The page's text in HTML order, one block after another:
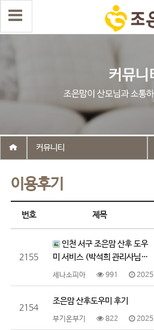
이용후기
커뮤니티
번호 제목
2155
인천 서구 조은맘 산후 도우
미 서비스 (박석희 관리사님…
세나소피아 991 2025.09.30
2154
조은맘 산후도우미 후기
부기온부기 822 2025.09.30